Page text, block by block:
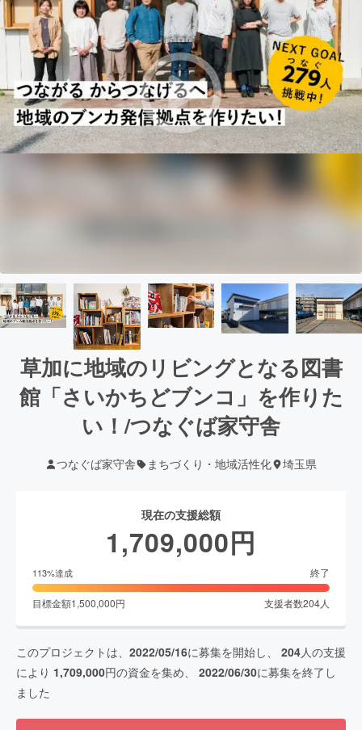
草加に地域のリビングとなる図書
館「さいかちどブンコ」を作りた
い！/つなぐば家守舎
つなぐば家守舎 まちづくり・地域活性化 埼玉県
現在の支援総額
1,709,000円
113%達成 終了
目標金額1,500,000円 支援者数204人
このプロジェクトは、 2022/05/16に募集を開始し、 204人の支援
により 1,709,000円の資金を集め、 2022/06/30に募集を終了し
ました